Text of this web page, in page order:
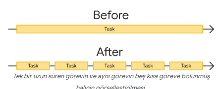
Tek bir uzun süren görevin ve aynı görevin beş kısa göreve bölünmüş